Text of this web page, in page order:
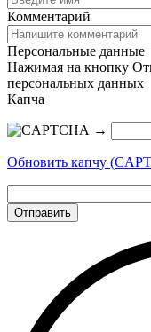
Комментарий
Персональные данные
Нажимая на кнопку
персональных данных
Капча
→
Обновить капчу
Отправить